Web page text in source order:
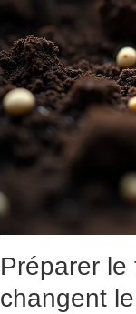
Préparer
changent